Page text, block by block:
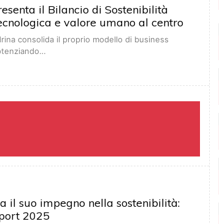
il Bilancio di Sostenibilità
e valore umano al centro
consolida il proprio modello di business
il suo impegno nella sostenibilità:
2025